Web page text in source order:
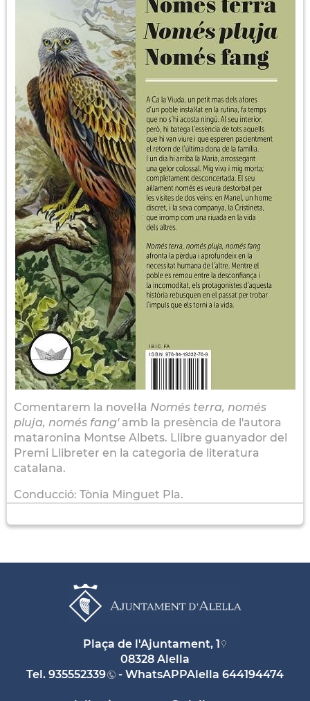
Comentarem la novel·la Només terra, només
pluja, només fang'amb la presència ​​​​​​​de l'autora
mataronina Montse Albets. Llibre guanyador del
Premi Llibreter en la categoria de literatura
catalana.
Conducció: Tònia Minguet Pla.
Plaça de l'Ajuntament, 1
08328 Alella
Tel. 935552339 - WhatsAPPAlella 644194474